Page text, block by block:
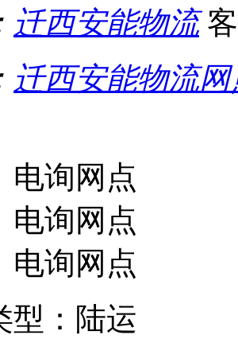
迁西安能物流客
迁西安能物流
电询网点
电询网点
电询网点
型：陆运